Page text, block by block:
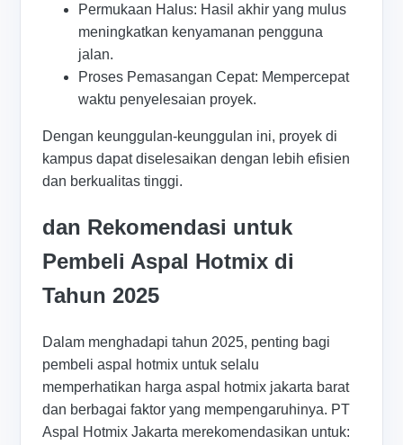
Permukaan Halus: Hasil akhir yang mulus
meningkatkan kenyamanan pengguna
jalan.
Proses Pemasangan Cepat: Mempercepat
waktu penyelesaian proyek.
Dengan keunggulan-keunggulan ini, proyek di
kampus dapat diselesaikan dengan lebih efisien
dan berkualitas tinggi.
dan Rekomendasi untuk
Pembeli Aspal Hotmix di
Tahun 2025
Dalam menghadapi tahun 2025, penting bagi
pembeli aspal hotmix untuk selalu
memperhatikan harga aspal hotmix jakarta barat
dan berbagai faktor yang mempengaruhinya. PT
Aspal Hotmix Jakarta merekomendasikan untuk: